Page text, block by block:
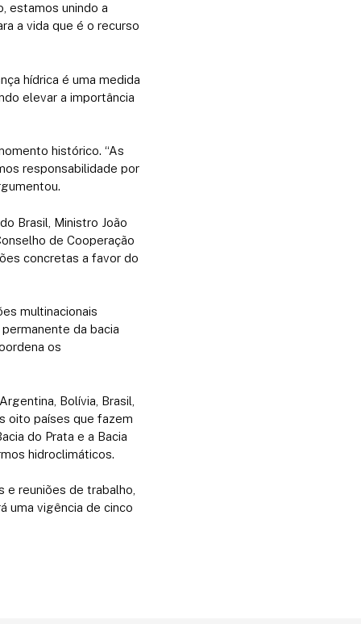
estamos unindo a
a vida que é o recurso
hídrica é uma medida
elevar a importância
histórico. “As
responsabilidade por
Brasil, Ministro João
de Cooperação
concretas a favor do
multinacionais
da bacia
os
Bolívia, Brasil,
oito países que fazem
do Prata e a Bacia
hidroclimáticos.
reuniões de trabalho,
uma vigência de cinco